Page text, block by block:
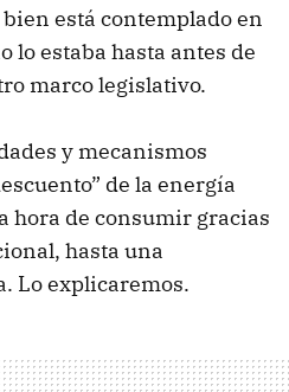
bien está contemplado en
lo estaba hasta antes de
marco legislativo.
y mecanismos
de la energía
hora de consumir gracias
hasta una
Lo explicaremos.